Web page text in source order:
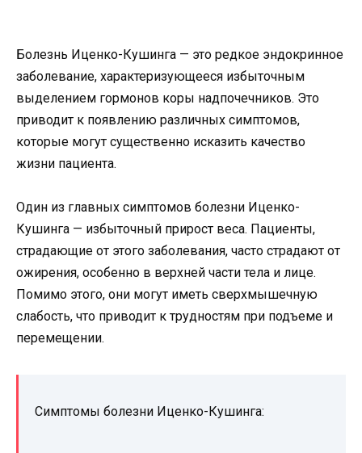
Болезнь Иценко-Кушинга — это редкое эндокринное
заболевание, характеризующееся избыточным
выделением гормонов коры надпочечников. Это
приводит к появлению различных симптомов,
которые могут существенно исказить качество
жизни пациента.
Один из главных симптомов болезни Иценко-
Кушинга — избыточный прирост веса. Пациенты,
страдающие от этого заболевания, часто страдают от
ожирения, особенно в верхней части тела и лице.
Помимо этого, они могут иметь сверхмышечную
слабость, что приводит к трудностям при подъеме и
перемещении.
Симптомы болезни Иценко-Кушинга: